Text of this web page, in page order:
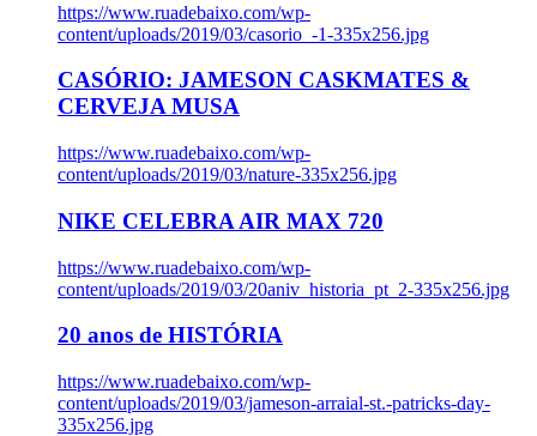
https://www.ruadebaixo.com/wp-
content/uploads/2019/03/casorio_-1-335x256.jpg
CASÓRIO: JAMESON CASKMATES &
CERVEJA MUSA
https://www.ruadebaixo.com/wp-
content/uploads/2019/03/nature-335x256.jpg
NIKE CELEBRA AIR MAX 720
https://www.ruadebaixo.com/wp-
content/uploads/2019/03/20aniv_historia_pt_2-335x256.jpg
20 anos de HISTÓRIA
https://www.ruadebaixo.com/wp-
content/uploads/2019/03/jameson-arraial-st.-patricks-day-
335x256.jpg